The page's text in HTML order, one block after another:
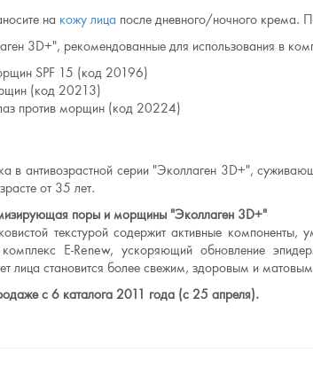
на кожу лица после дневного/ночного крема.
3D+", рекомендованные для использования в
SPF 15 (код 20196)
(код 20213)
против морщин (код 20224)
в антивозрастной серии "Эколлаген 3D+",
от 35 лет.
поры и морщины "Эколлаген 3D+"
текстурой содержит активные
E-Renew, ускоряющий обновление
лица становится более свежим, здоровым и
с 6 каталога 2011 года (с 25 апреля).